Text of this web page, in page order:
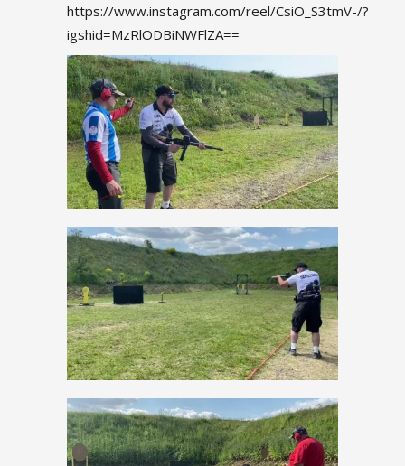
https://www.instagram.com/reel/CsiO_S3tmV-/?
igshid=MzRlODBiNWFlZA==